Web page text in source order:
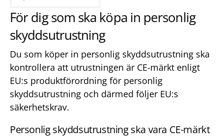
För dig som ska köpa in personlig
skyddsutrustning
Du som köper in personlig skyddsutrustning ska
kontrollera att utrustningen är CE-märkt enligt
EU:s produktförordning för personlig
skyddsutrustning och därmed följer EU:s
säkerhetskrav.
Personlig skyddsutrustning ska vara CE-märkt